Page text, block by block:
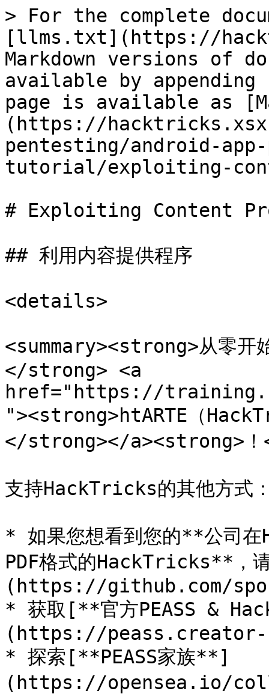
> For the complete
[llms.txt](https://
Markdown versions of
available by
page is available as
(https://
pentesting/android-
tutorial/exploiting-
# Exploiting Content
## 利用内容提供程序
<details>
<summary><strong>从零开
</strong> <a
href="https://
"><strong>htARTE（
</strong></a><strong>！
支持HackTricks的其他方式
* 如果您想看到您的**公司
PDF格式的HackTricks**，
(https://github.com/
* 获取[**官方PEASS &
(https://peass.creator-
* 探索[**PEASS家族**]
(https://opensea.io/